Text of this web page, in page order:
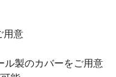
用意
ル製のカバーをご用意